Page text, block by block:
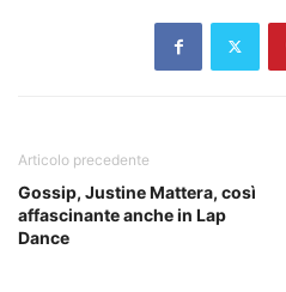
Articolo precedente
Gossip, Justine Mattera, così
affascinante anche in Lap
Dance